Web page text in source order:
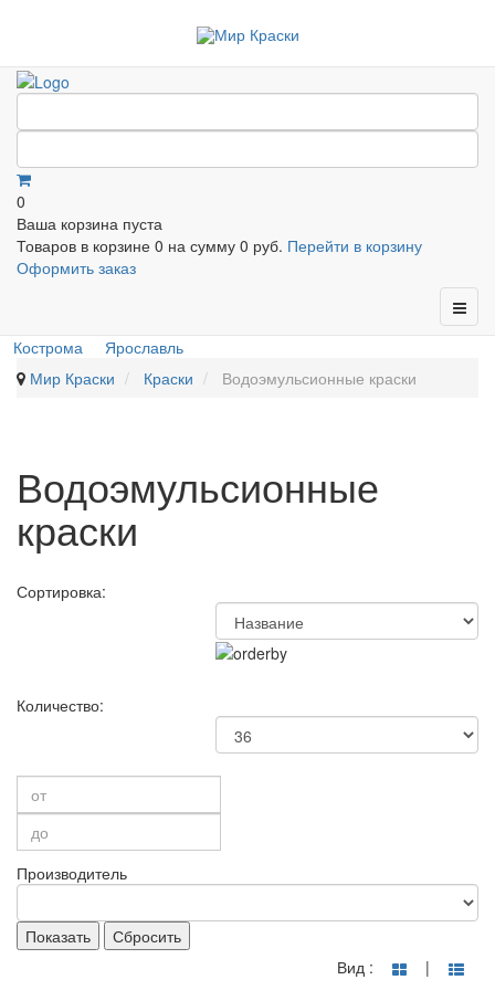
0
Ваша корзина пуста
Товаров в корзине 0 на сумму 0 руб. Перейти в корзину
Оформить заказ
Кострома
Ярославль
Мир Краски
Краски Водоэмульсионные краски
Водоэмульсионные
краски
Сортировка:
Количество:
Производитель
Показать
Сбросить
Вид :
|